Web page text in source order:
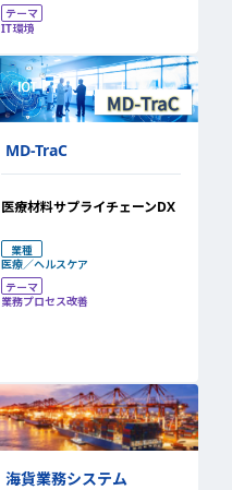
テーマ
IT環境
MD-TraC
医療材料サプライチェーンDX
業種
医療／ヘルスケア
テーマ
業務プロセス改善
海貨業務システム